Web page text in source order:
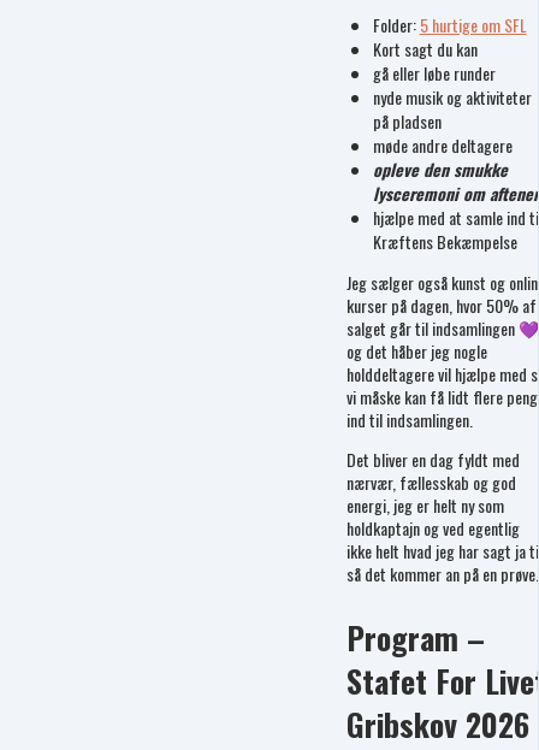
Folder:5 hurtige om SFL
Kort sagt du kan
gå eller løbe runder
nyde musik og aktiviteter
på pladsen
møde andre deltagere
opleve den smukke
lysceremoni om
hjælpe med at samle ind
Kræftens Bekæmpelse
Jeg sælger også kunst og
kurser på dagen, hvor 50% af
salget går til indsamlingen 💜
og det håber jeg nogle
holddeltagere vil hjælpe med
vi måske kan få lidt flere
ind til indsamlingen.
Det bliver en dag fyldt med
nærvær, fællesskab og god
energi, jeg er helt ny som
holdkaptajn og ved egentlig
ikke helt hvad jeg har sagt ja
så det kommer an på en
Program –
Stafet For
Gribskov 2026